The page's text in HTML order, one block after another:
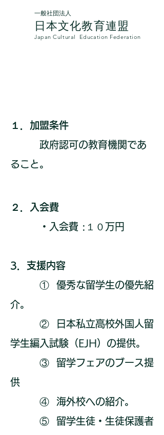
Japan Cultural Education Federation
一般社団法人
日本文化教育連盟​
１．加盟条件
政府認可の教育機関であ
ること。
２．入会費
・入会費 :１０万円
3．支援内容
① 優秀な留学生の優先紹
介。
② 日本私立高校外国人留
学生編入試験（EJH）の提供。
③ 留学フェアのブース提
供
④ 海外校への紹介。
⑤ 留学生徒・生徒保護者